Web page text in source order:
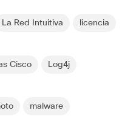
La Red Intuitiva licencia
Cisco Log4j
malware